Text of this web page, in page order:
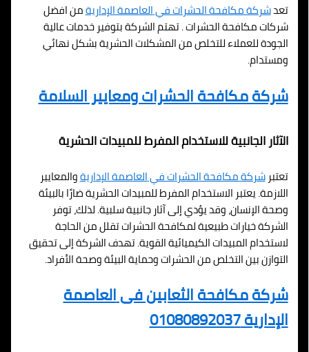
تعدشركة مكافحة الحشرات فيالعاصمة الإداريةمن افضل
شركات مكافحة الحشرات . تهتم الشركة بتوفير خدمات عالية
الجودة للعملاء للتخلص من المشكلات الحشرية بشكل نهائي
ومستدام.
شركة مكافحة الحشرات ومعايير السلامة
الآثار الجانبية للاستخدام المفرط للمبيدات الحشرية
تعتبرشركة مكافحة الحشرات فيالعاصمة الإداريةوالمعايير
اللازمة. يعتبر الاستخدام المفرط للمبيدات الحشرية ضارًا بالبيئة
وصحة الإنسان، وقد يؤدي إلى آثار جانبية سلبية. لذلك، توفر
الشركة خيارات طبيعية لمكافحة الحشرات تقلل من الحاجة
لاستخدام المبيدات الكيميائية القوية. تهدف الشركة إلى تحقيق
التوازن بين التخلص من الحشرات وحماية البيئة وصحة الأفراد.
شركة مكافحة الثعابين فىالعاصمة
الإدارية01080892037